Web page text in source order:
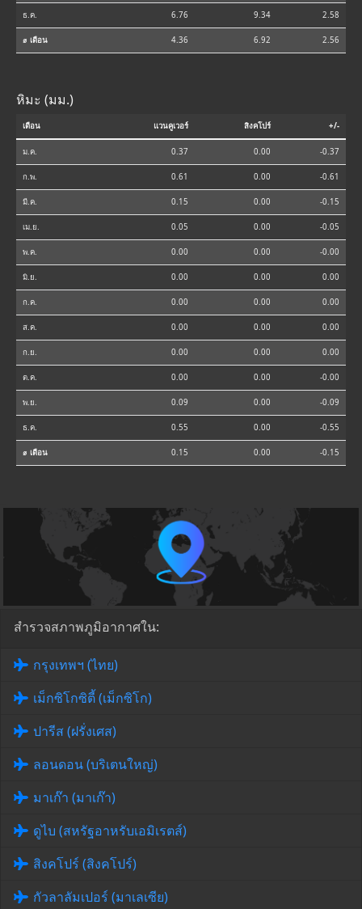
ธ.ค. 6.76 9.34 2.58
⌀ เดือน 4.36 6.92 2.56
หิมะ (มม.)
เดือน แวนคูเวอร์ สิงคโปร์ +/-
ม.ค. 0.37 0.00 -0.37
ก.พ. 0.61 0.00 -0.61
มี.ค. 0.15 0.00 -0.15
เม.ย. 0.05 0.00 -0.05
พ.ค. 0.00 0.00 -0.00
มิ.ย. 0.00 0.00 0.00
ก.ค. 0.00 0.00 0.00
ส.ค. 0.00 0.00 0.00
ก.ย. 0.00 0.00 0.00
ต.ค. 0.00 0.00 -0.00
พ.ย. 0.09 0.00 -0.09
ธ.ค. 0.55 0.00 -0.55
⌀ เดือน 0.15 0.00 -0.15
สำรวจสภาพภูมิอากาศใน:
กรุงเทพฯ (ไทย)
เม็กซิโกซิตี้ (เม็กซิโก)
ปารีส (ฝรั่งเศส)
ลอนดอน (บริเตนใหญ่)
มาเก๊า (มาเก๊า)
ดูไบ (สหรัฐอาหรับเอมิเรตส์)
สิงคโปร์ (สิงคโปร์)
กัวลาลัมเปอร์ (มาเลเซีย)